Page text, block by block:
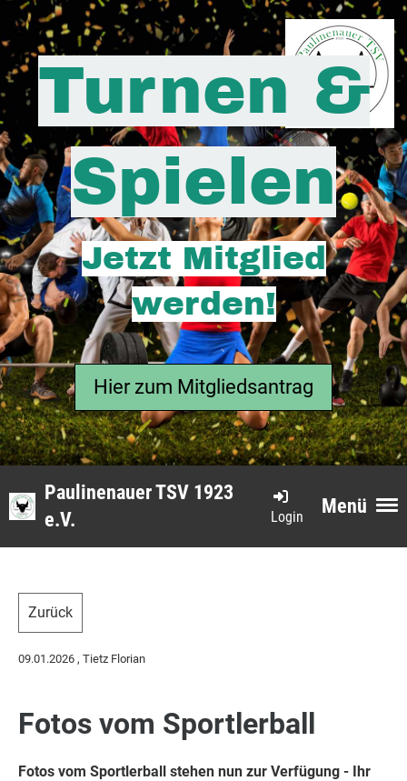
Turnen &
Spielen
Jetzt Mitglied
werden!
Hier zum Mitgliedsantrag
Menü
Login
Paulinenauer TSV 1923
e.V.
Zurück
09.01.2026 , Tietz Florian
Fotos vom Sportlerball
Fotos vom Sportlerball stehen nun zur Verfügung - Ihr